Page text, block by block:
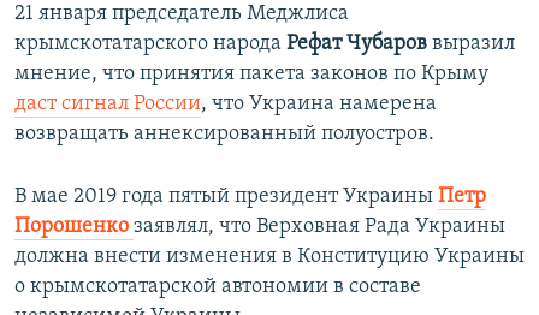
21 января председатель Меджлиса
крымскотатарского народа Рефат Чубаров выразил
мнение, что принятия пакета законов по Крыму
даст сигнал России, что Украина намерена
возвращать аннексированный полуостров.
В мае 2019 года пятый президент Украины Петр
Порошенко заявлял, что Верховная Рада Украины
должна внести изменения в Конституцию Украины
о крымскотатарской автономии в составе